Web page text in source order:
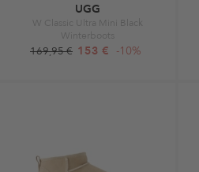
UGG
W Classic Ultra Mini Black
Winterboots
169,95 € 153 € -10%